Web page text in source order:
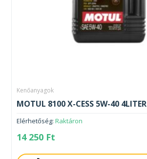
Kenőanyagok
MOTUL 8100 X-CESS 5W-40 4LITER
Elérhetőség: Raktáron
14 250 Ft